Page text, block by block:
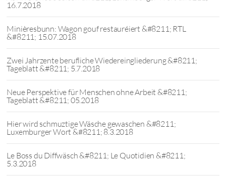
16.7.2018
Minièresbunn: Wagon gouf restauréiert &#8211; RTL
&#8211; 15.07.2018
Zwei Jahrzente berufliche Wiedereingliederung &#8211;
Tageblatt &#8211; 5.7.2018
Neue Perspektive für Menschen ohne Arbeit &#8211;
Tageblatt &#8211; 05.2018
Hier wird schmuztige Wäsche gewaschen &#8211;
Luxemburger Wort &#8211; 8.3.2018
Le Boss du Diffwäsch &#8211; Le Quotidien &#8211;
5.3.2018